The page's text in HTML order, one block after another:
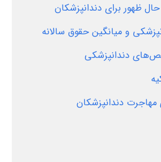
ظهور برای دندانپزشکان
و میانگین حقوق سالانه
دندانپزشکی
مهاجرت دندانپزشکان